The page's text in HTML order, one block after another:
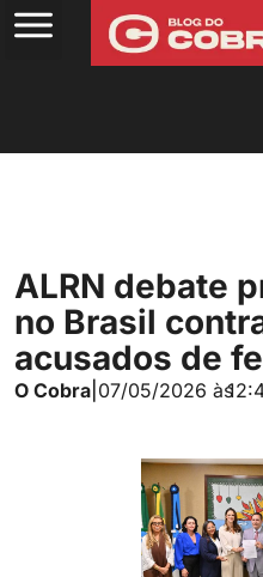
ALRN debate
no Brasil
acusados de
O Cobra 07/05/2026 às